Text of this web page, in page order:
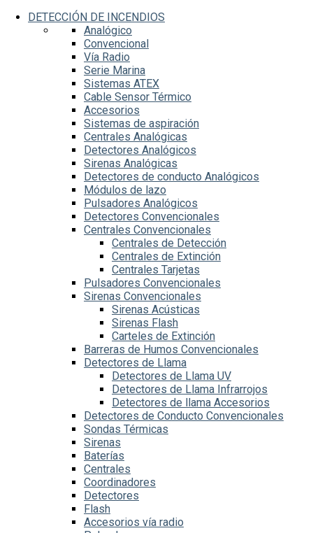
DETECCIÓN DE INCENDIOS
Analógico
Convencional
Vía Radio
Serie Marina
Sistemas ATEX
Cable Sensor Térmico
Accesorios
Sistemas de aspiración
Centrales Analógicas
Detectores Analógicos
Sirenas Analógicas
Detectores de conducto Analógicos
Módulos de lazo
Pulsadores Analógicos
Detectores Convencionales
Centrales Convencionales
Centrales de Detección
Centrales de Extinción
Centrales Tarjetas
Pulsadores Convencionales
Sirenas Convencionales
Sirenas Acústicas
Sirenas Flash
Carteles de Extinción
Barreras de Humos Convencionales
Detectores de Llama
Detectores de Llama UV
Detectores de Llama Infrarrojos
Detectores de llama Accesorios
Detectores de Conducto Convencionales
Sondas Térmicas
Sirenas
Baterías
Centrales
Coordinadores
Detectores
Flash
Accesorios vía radio